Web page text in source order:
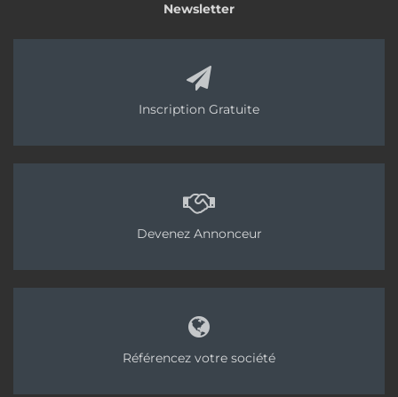
Newsletter
Inscription Gratuite
Devenez Annonceur
Référencez votre société